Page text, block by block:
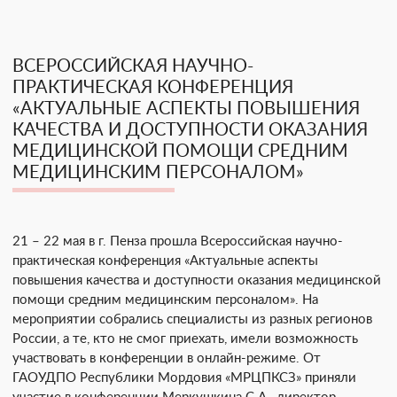
ВСЕРОССИЙСКАЯ НАУЧНО-
ПРАКТИЧЕСКАЯ КОНФЕРЕНЦИЯ
«АКТУАЛЬНЫЕ АСПЕКТЫ ПОВЫШЕНИЯ
КАЧЕСТВА И ДОСТУПНОСТИ ОКАЗАНИЯ
МЕДИЦИНСКОЙ ПОМОЩИ СРЕДНИМ
МЕДИЦИНСКИМ ПЕРСОНАЛОМ»
21 – 22 мая в г. Пенза прошла Всероссийская научно-
практическая конференция «Актуальные аспекты
повышения качества и доступности оказания медицинской
помощи средним медицинским персоналом». На
мероприятии собрались специалисты из разных регионов
России, а те, кто не смог приехать, имели возможность
участвовать в конференции в онлайн-режиме. От
ГАОУДПО Республики Мордовия «МРЦПКСЗ» приняли